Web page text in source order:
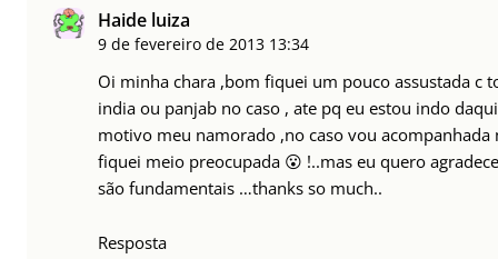
Haide luiza
9 de fevereiro de 2013 13:34
Oi minha chara ,bom fiquei um pouco assustada c
india ou panjab no caso , ate pq eu estou indo
motivo meu namorado ,no caso vou acompanhada
fiquei meio preocupada 😮 !..mas eu quero
são fundamentais …thanks so much..
Resposta